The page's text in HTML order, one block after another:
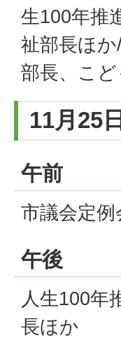
生100年推
祉部長ほ
部長、こ
11月25
午前
市議会定例
午後
人生100年
長ほか